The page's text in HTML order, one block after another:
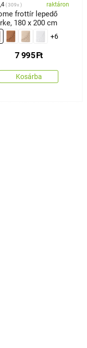
309x raktáron
frottír lepedő
180 x 200 cm
+6
7 995Ft
Kosárba